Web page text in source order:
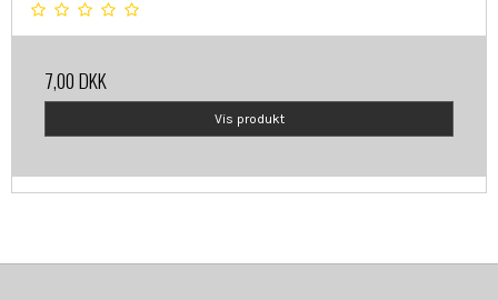
7,00 DKK
Vis produkt